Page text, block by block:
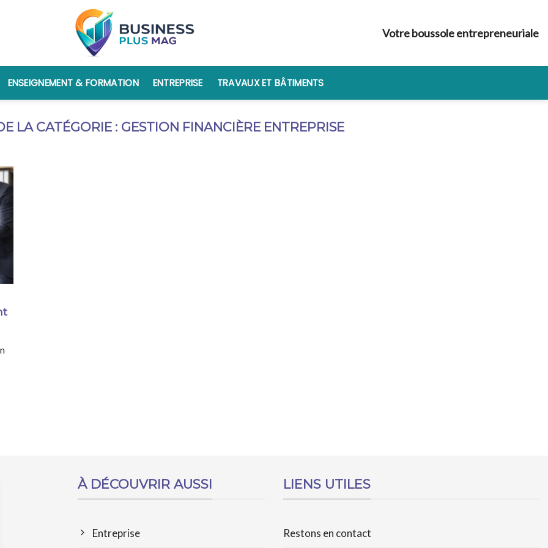
Votre boussole entrepreneuriale
ENSEIGNEMENT & FORMATION ENTREPRISE TRAVAUX ET BÂTIMENTS
GESTION FINANCIÈRE ENTREPRISE
À DÉCOUVRIR AUSSI
Entreprise
LIENS UTILES
Restons en contact